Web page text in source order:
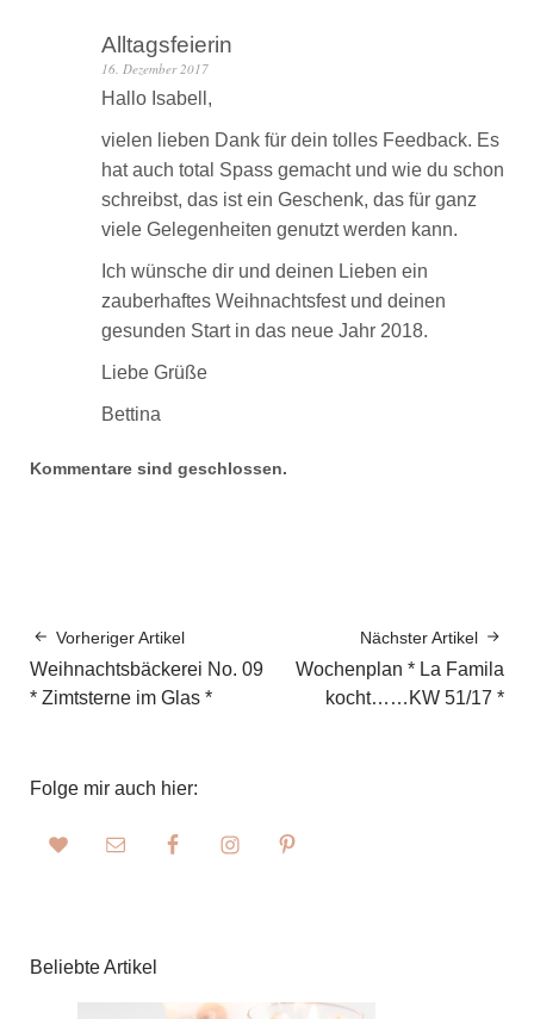
Alltagsfeierin
16. Dezember 2017
Hallo Isabell,
vielen lieben Dank für dein tolles Feedback. Es
hat auch total Spass gemacht und wie du schon
schreibst, das ist ein Geschenk, das für ganz
viele Gelegenheiten genutzt werden kann.
Ich wünsche dir und deinen Lieben ein
zauberhaftes Weihnachtsfest und deinen
gesunden Start in das neue Jahr 2018.
Liebe Grüße
Bettina
Kommentare sind geschlossen.
Vorheriger Artikel
Weihnachtsbäckerei No. 09
* Zimtsterne im Glas *
Nächster Artikel
Wochenplan * La Famila
kocht……KW 51/17 *
Folge mir auch hier:
Beliebte Artikel